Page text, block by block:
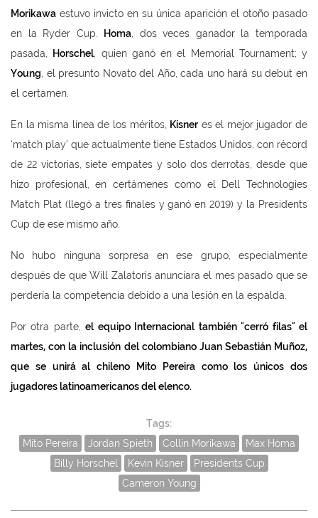
Morikawa estuvo invicto en su única aparición el otoño pasado
en la Ryder Cup.
Homa , dos veces ganador la temporada
pasada,
Horschel , quien ganó en el Memorial Tournament; y
Young , el presunto Novato del Año, cada uno hará su debut en
el certamen.
En la misma línea de los méritos, Kisner es el mejor jugador de
‘match play’ que actualmente tiene Estados Unidos, con récord
de 22 victorias, siete empates y solo dos derrotas, desde que
hizo profesional, en certámenes como el Dell Technologies
Match Plat (llegó a tres finales y ganó en 2019) y la Presidents
Cup de ese mismo año.
No hubo ninguna sorpresa en ese grupo, especialmente
después de que Will Zalatoris anunciara el mes pasado que se
perdería la competencia debido a una lesión en la espalda.
Por otra parte,el equipo Internacional también "cerró filas" el
martes, con la inclusión del colombiano Juan Sebastián Muñoz,
que se unirá al chileno Mito Pereira como los únicos dos
jugadores latinoamericanos del elenco.
Tags:
Mito Pereira
Jordan Spieth Collin Morikawa
Max Homa
Billy Horschel
Kevin Kisner
Presidents Cup
Cameron Young